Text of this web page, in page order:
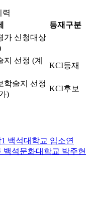
력
등재구분
가 신청대상
지 선정 (계
KCI등재
학술지 선정
)
KCI후보
백석대학교 임소연
백석문화대학교 박주현